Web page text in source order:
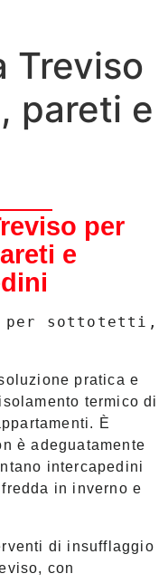
Treviso
pareti e
per
e
per sottotetti,
pratica e
termico di
È
è adeguatamente
intercapedini
in inverno e
di insufflaggio
con